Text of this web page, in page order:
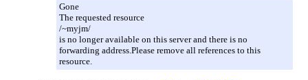
Gone
The requested resource
/~myjm/
is no longer available on this server and there is no
forwarding address.Please remove all references to this
resource.